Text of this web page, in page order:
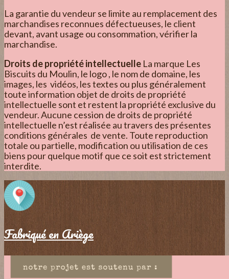
La garantie du vendeur se limite au remplacement des
marchandises reconnues défectueuses, le client
devant, avant usage ou consommation, vérifier la
marchandise.
Droits de propriété intellectuelle La marque Les
Biscuits du Moulin, le logo , le nom de domaine, les
images, les vidéos, les textes ou plus généralement
toute information objet de droits de propriété
intellectuelle sont et restent la propriété exclusive du
vendeur. Aucune cession de droits de propriété
intellectuelle n’est réalisée au travers des présentes
conditions générales de vente. Toute reproduction
totale ou partielle, modification ou utilisation de ces
biens pour quelque motif que ce soit est strictement
interdite.
Fabriqué en Ariège